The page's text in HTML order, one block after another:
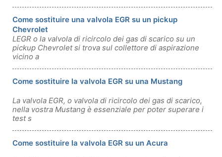
Come sostituire una valvola EGR su un pickup
Chevrolet
LEGR o la valvola di ricircolo dei gas di scarico su un
pickup Chevrolet si trova sul collettore di aspirazione
vicino a
Come sostituire la valvola EGR su una Mustang
La valvola EGR, o valvola di ricircolo dei gas di scarico,
nella vostra Mustang è essenziale per poter superare i
test s
Come sostituire la valvola EGR su un Acura